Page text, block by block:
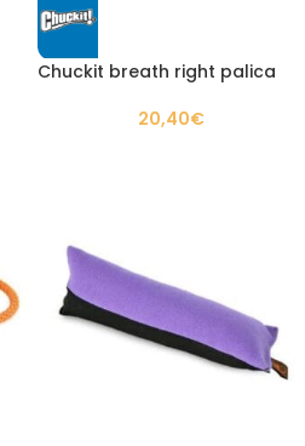
Chuckit breath right palica
20,40€